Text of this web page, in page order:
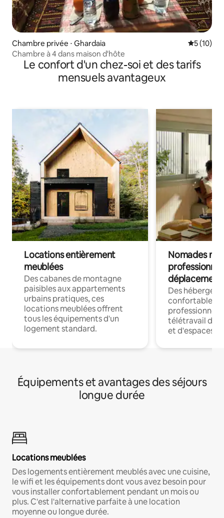
Chambre privée ⋅ Ghardaia
5 (10)
Chambre à 4 dans maison d'hôte
Le confort d'un chez-soi et des tarifs
mensuels avantageux
Locations entièrement
meublées
Des cabanes de montagne
paisibles aux appartements
urbains pratiques, ces
locations meublées offrent
tous les équipements d'un
logement standard.
Nomades
déplacement
Des
confortables
professionnels
télétravail
et d'espaces
Équipements et avantages des séjours
longue durée
Locations meublées
Des logements entièrement meublés avec une cuisine,
le wifi et les équipements dont vous avez besoin pour
vous installer confortablement pendant un mois ou
plus. C'est l'alternative parfaite à une location
moyenne ou longue durée.